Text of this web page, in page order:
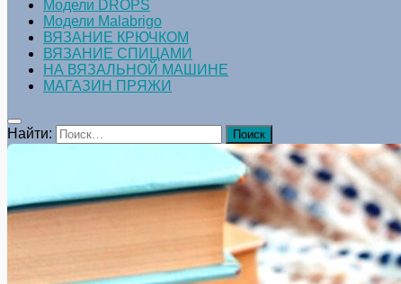
Модели DROPS
Модели Malabrigo
ВЯЗАНИЕ КРЮЧКОМ
ВЯЗАНИЕ СПИЦАМИ
НА ВЯЗАЛЬНОЙ МАШИНЕ
МАГАЗИН ПРЯЖИ
Найти: